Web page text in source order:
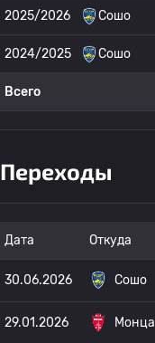
2025/2026 Сошо
2024/2025 Сошо
Всего
Переходы
Дата Откуда
30.06.2026 Сошо
29.01.2026 Монца